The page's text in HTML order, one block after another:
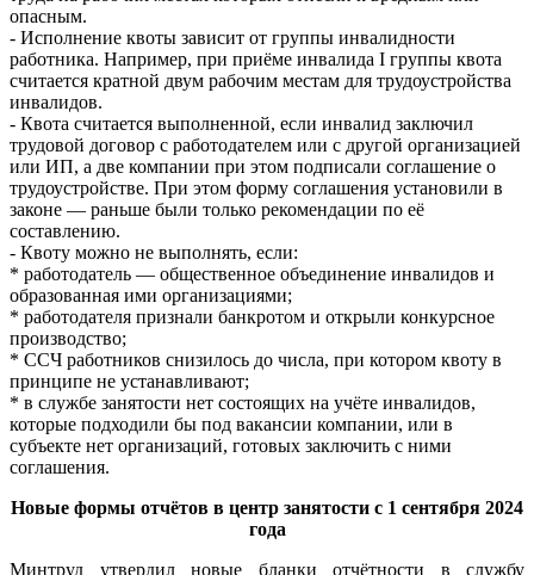
опасным.
- Исполнение квоты зависит от группы инвалидности
работника. Например, при приёме инвалида I группы квота
считается кратной двум рабочим местам для трудоустройства
инвалидов.
- Квота считается выполненной, если инвалид заключил
трудовой договор с работодателем или с другой организацией
или ИП, а две компании при этом подписали соглашение о
трудоустройстве. При этом форму соглашения установили в
законе — раньше были только рекомендации по её
составлению.
- Квоту можно не выполнять, если:
* работодатель — общественное объединение инвалидов и
образованная ими организациями;
* работодателя признали банкротом и открыли конкурсное
производство;
* ССЧ работников снизилось до числа, при котором квоту в
принципе не устанавливают;
* в службе занятости нет состоящих на учёте инвалидов,
которые подходили бы под вакансии компании, или в
субъекте нет организаций, готовых заключить с ними
соглашения.
Новые формы отчётов в центр занятости с 1 сентября 2024
года
Минтруд утвердил новые бланки отчётности в службу